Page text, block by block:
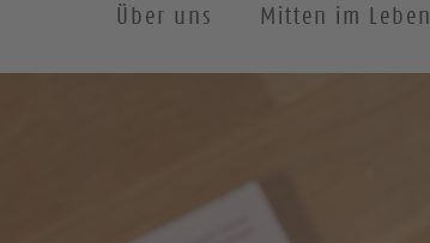
Über uns Mitten im Leben